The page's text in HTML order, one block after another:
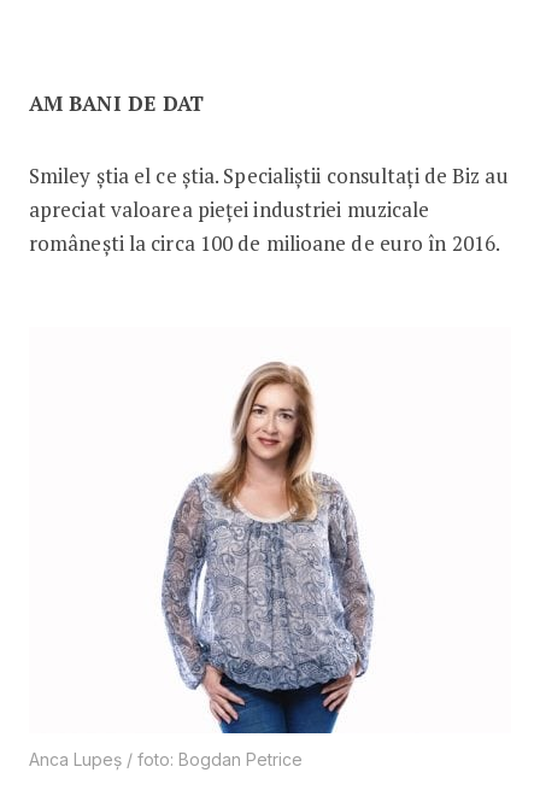
AM BANI DE DAT
Smiley știa el ce știa. Specialiștii consultați de Biz au
apreciat valoarea pieței industriei muzicale
românești la circa 100 de milioane de euro în 2016.
Anca Lupeș / foto: Bogdan Petrice